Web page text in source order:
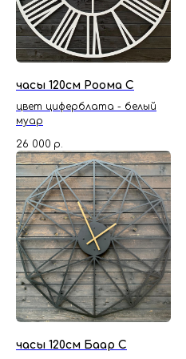
часы 120см Роома С
цвет циферблата - белый
муар
26 000 р.
часы 120см Баар С